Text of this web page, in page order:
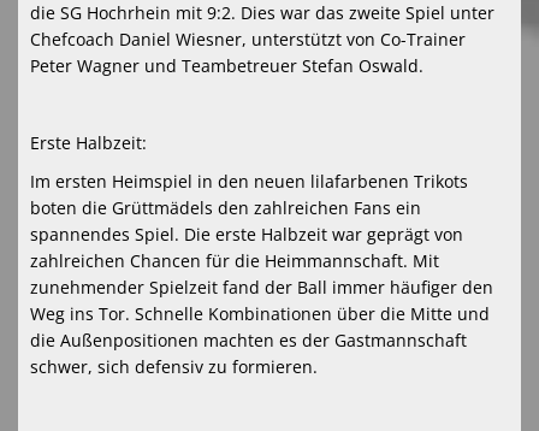
die SG Hochrhein mit 9:2. Dies war das zweite Spiel unter
Chefcoach Daniel Wiesner, unterstützt von Co-Trainer
Peter Wagner und Teambetreuer Stefan Oswald.
Erste Halbzeit:
Im ersten Heimspiel in den neuen lilafarbenen Trikots
boten die Grüttmädels den zahlreichen Fans ein
spannendes Spiel. Die erste Halbzeit war geprägt von
zahlreichen Chancen für die Heimmannschaft. Mit
zunehmender Spielzeit fand der Ball immer häufiger den
Weg ins Tor. Schnelle Kombinationen über die Mitte und
die Außenpositionen machten es der Gastmannschaft
schwer, sich defensiv zu formieren.